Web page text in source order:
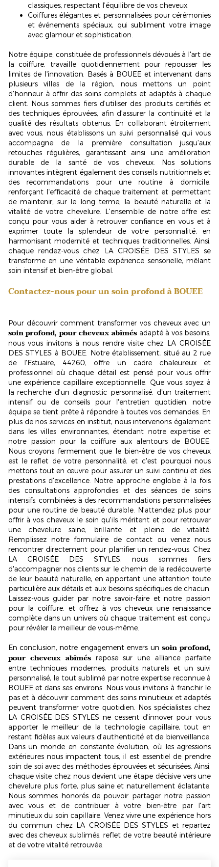
classiques, respectant l'équilibre de vos cheveux.
Coiffures élégantes et personnalisées pour cérémonies
et événements spéciaux, qui subliment votre image
avec glamour et sophistication.
Notre équipe, constituée de professionnels dévoués à l'art de
la coiffure, travaille quotidiennement pour repousser les
limites de l'innovation. Basés à BOUEE et intervenant dans
plusieurs villes de la région, nous mettons un point
d'honneur à offrir des soins complets et adaptés à chaque
client. Nous sommes fiers d'utiliser des produits certifiés et
des techniques éprouvées, afin d'assurer la continuité et la
qualité des résultats obtenus. En collaborant étroitement
avec vous, nous établissons un suivi personnalisé qui vous
accompagne de la première consultation jusqu'aux
retouches régulières, garantissant ainsi une amélioration
durable de la santé de vos cheveux. Nos solutions
innovantes intègrent également des conseils nutritionnels et
des recommandations pour une routine à domicile,
renforçant l'efficacité de chaque traitement et permettant
de maintenir, sur le long terme, la beauté naturelle et la
vitalité de votre chevelure. L'ensemble de notre offre est
conçu pour vous aider à retrouver confiance en vous et à
exprimer toute la splendeur de votre personnalité, en
harmonisant modernité et techniques traditionnelles. Ainsi,
chaque rendez-vous chez LA CROISÉE DES STYLES se
transforme en une véritable expérience sensorielle, mêlant
soin intensif et bien-être global.
Contactez-nous pour un soin profond à BOUEE
Pour découvrir comment transformer vos cheveux avec un
soin profond, pour cheveux abîmés adapté à vos besoins,
nous vous invitons à nous rendre visite chez LA CROISÉE
DES STYLES à BOUEE. Notre établissement, situé au 2 rue
de l'Estuaire, 44260, offre un cadre chaleureux et
professionnel où chaque détail est pensé pour vous offrir
une expérience capillaire exceptionnelle. Que vous soyez à
la recherche d'un diagnostic personnalisé, d'un traitement
intensif ou de conseils pour l'entretien quotidien, notre
équipe se tient prête à répondre à toutes vos demandes. En
plus de nos services en institut, nous intervenons également
dans les villes environnantes, étendant notre expertise et
notre passion pour la coiffure aux alentours de BOUEE.
Nous croyons fermement que le bien-être de vos cheveux
est le reflet de votre personnalité, et c'est pourquoi nous
mettons tout en œuvre pour assurer un suivi continu et des
prestations d'excellence. Notre approche englobe à la fois
des consultations approfondies et des séances de soins
intensifs, combinées à des recommandations personnalisées
pour une routine de beauté durable. N'attendez plus pour
offrir à vos cheveux le soin qu'ils méritent et pour retrouver
une cheveluresaine, brillante et pleine de vitalité
Remplissez notre formulaire de contact ou venez nous
rencontrer directement pour planifier un rendez-vous. Chez
LA CROISÉE DES STYLES, nous sommes fiers
d'accompagner nos clients sur le chemin de la redécouverte
de leur beauté naturelle, en apportant une attention toute
particulière aux détails et aux besoins spécifiques de chacun.
Laissez-vous guider par notre savoir-faire et notre passion
pour la coiffure, et offrez à vos cheveux une renaissance
complète dans un univers où chaque traitement est conçu
pour révéler le meilleur de vous-même.
En conclusion, notre engagement envers un soin profond,
pour cheveux abîmés repose sur une alliance parfaite
entre techniques modernes, produits naturels et un suivi
personnalisé, le tout sublimé par notre expertise reconnue à
BOUEE et dans ses environs. Nous vous invitons à franchir le
pas et à découvrir comment des soins minutieux et adaptés
peuvent transformer votre quotidien. Nos spécialistes chez
LA CROISÉE DES STYLES ne cessent d'innover pour vous
apporter le meilleur de la technologie capillaire, tout en
restant fidèles aux valeurs d'authenticité et de bienveillance
Dans un monde en constante évolution, où les agressions
extérieures nous impactent tous, il est essentiel de prendre
soin de soi avec des méthodes éprouvées et sécurisées. Ainsi,
chaque visite chez nous devient une étape décisive vers une
chevelure plus forte, plus saine et naturellement éclatante.
Nous sommes honorés de pouvoir partager notre passion
avec vous et de contribuer à votre bien-être par l'art
minutieux du soin capillaire. Venez vivre une expérience hors
du commun chez LA CROISÉE DES STYLES et repartez
avec des cheveux sublimés, reflet de votre beauté intérieure
et de votre vitalité retrouvée.